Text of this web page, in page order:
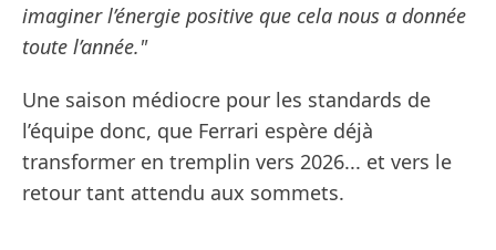
imaginer l’énergie positive que cela nous a donnée
toute l’année."
Une saison médiocre pour les standards de
l’équipe donc, que Ferrari espère déjà
transformer en tremplin vers 2026... et vers le
retour tant attendu aux sommets.